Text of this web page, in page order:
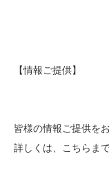
【情報ご提供
皆様の情報ご提供を
詳しくは、こちらま